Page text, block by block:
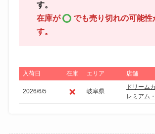
す。
在庫が
でも売り切れの可能性
す。
入荷日 在庫 エリア 店舗
2026/6/5 岐阜県
ドリーム
レミアム